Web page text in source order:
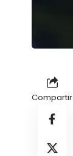
Compartir